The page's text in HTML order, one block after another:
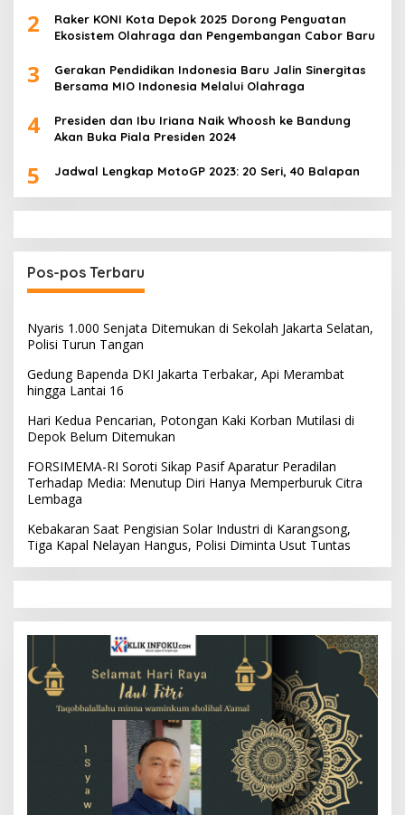
2
Raker KONI Kota Depok 2025 Dorong Penguatan
Ekosistem Olahraga dan Pengembangan Cabor Baru
3
Gerakan Pendidikan Indonesia Baru Jalin Sinergitas
Bersama MIO Indonesia Melalui Olahraga
4
Presiden dan Ibu Iriana Naik Whoosh ke Bandung
Akan Buka Piala Presiden 2024
5 Jadwal Lengkap MotoGP 2023: 20 Seri, 40 Balapan
Pos-pos Terbaru
Nyaris 1.000 Senjata Ditemukan di Sekolah Jakarta Selatan,
Polisi Turun Tangan
Gedung Bapenda DKI Jakarta Terbakar, Api Merambat
hingga Lantai 16
Hari Kedua Pencarian, Potongan Kaki Korban Mutilasi di
Depok Belum Ditemukan
FORSIMEMA-RI Soroti Sikap Pasif Aparatur Peradilan
Terhadap Media: Menutup Diri Hanya Memperburuk Citra
Lembaga
Kebakaran Saat Pengisian Solar Industri di Karangsong,
Tiga Kapal Nelayan Hangus, Polisi Diminta Usut Tuntas